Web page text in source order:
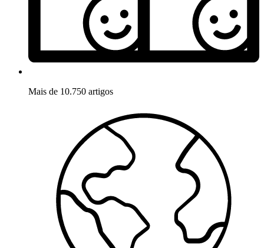
Mais de 10.750 artigos